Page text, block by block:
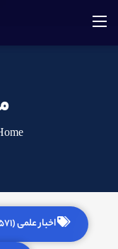
اخبار علمی (571)